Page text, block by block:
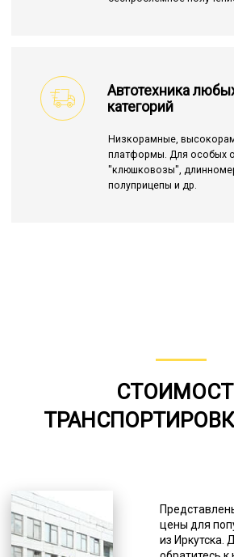
Автотехника
категорий
Низкорамные,
платформы. Для особых
"клюшковозы",
полуприцепы и др.
цены для
из Иркутска.